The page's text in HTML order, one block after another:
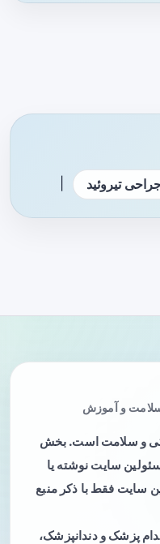
تیروئید
و آموزش
و سلامت است. بخش
سایت نوشته یا
سایت فقط با ذکر منبع
پزشک و دندانپزشک،